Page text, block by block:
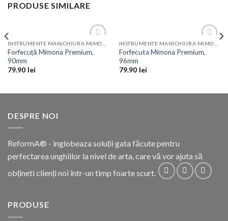
PRODUSE SIMILARE
Add to
Wishlist
Forfecuță Mimona Premium,
90mm
79.90 lei
Add to
Wishlist
Forfecuta Mimona Premium,
96mm
79.90 lei
DESPRE NOI
ReformA® - inglobeaza soluții gata făcute pentru
perfectarea unghiilor la nivel de arta, care vă vor ajuta să
obțineti clienți noi într-un timp foarte scurt.
PRODUSE